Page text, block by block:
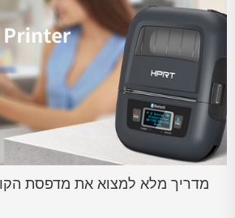
מדריך מלא למצוא את מדפסת